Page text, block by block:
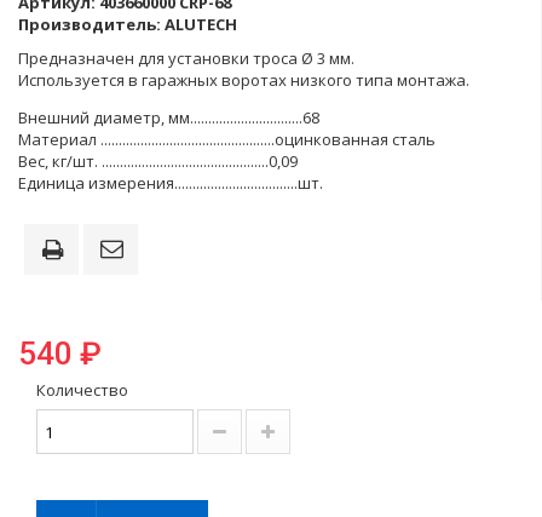
Производитель: ALUTECH
Предназначен для установки троса Ø 3 мм.
Используется в гаражных воротах низкого типа монтажа.
Внешний диаметр, мм...............................68
Материал ................................................оцинкованная сталь
Вес, кг/шт. ..............................................0,09
Единица измерения..................................шт.
540 ₽
Количество